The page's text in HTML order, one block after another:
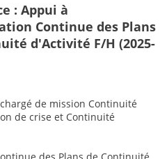
: Appui à
Continue des Plans
d'Activité F/H (2025-
de mission Continuité
de crise et Continuité